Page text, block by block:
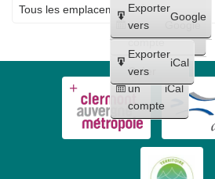
Créer
un
compte
Google
Créer
un
compte
iCal
Exporter
vers
Google
Exporter
vers
iCal